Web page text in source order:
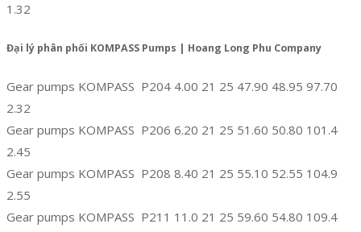
1.32
Đại lý phân phối KOMPASS Pumps | Hoang Long Phu Company
Gear pumps KOMPASS P204 4.00 21 25 47.90 48.95 97.70
2.32
Gear pumps KOMPASS P206 6.20 21 25 51.60 50.80 101.4
2.45
Gear pumps KOMPASS P208 8.40 21 25 55.10 52.55 104.9
2.55
Gear pumps KOMPASS P211 11.0 21 25 59.60 54.80 109.4